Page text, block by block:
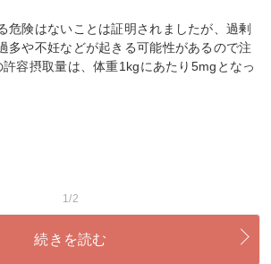
危険はないことは証明されましたが、過剰
多や不妊などが起きる可能性があるので注
容摂取量は、体重1kgにあたり5mgとなっ
1/2
続きを読む